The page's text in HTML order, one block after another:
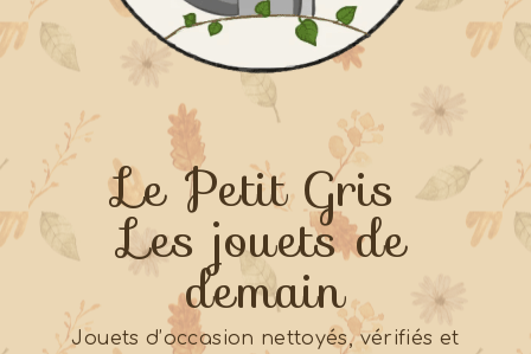
Le Petit Gris
Les jouets de
demain
Jouets d’occasion nettoyés, vérifiés et